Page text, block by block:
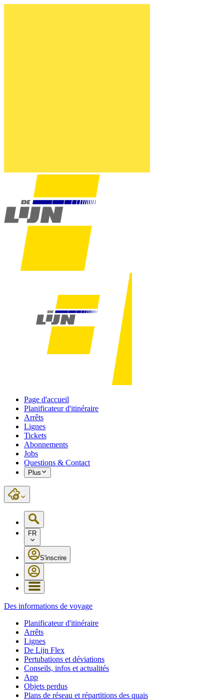
Page d'accueil
Planificateur d'itinéraire
Arrêts
Lignes
Tickets
Abonnements
Jobs
Questions & Contact
Plus
FR
S'inscrire
Des informations de voyage
Planificateur d'itinéraire
Arrêts
Lignes
De Lijn Flex
Pertubations et déviations
Conseils, infos et actualités
App
Objets perdus
Plans de réseau et répartitions des quais